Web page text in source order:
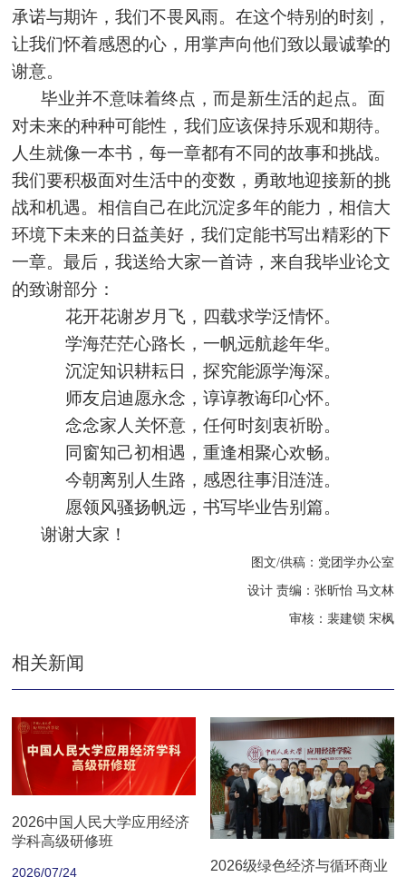
承诺与期许，我们不畏风雨。在这个特别的时刻，
让我们怀着感恩的心，用掌声向他们致以最诚挚的
谢意。
毕业并不意味着终点，而是新生活的起点。面
对未来的种种可能性，我们应该保持乐观和期待。
人生就像一本书，每一章都有不同的故事和挑战。
我们要积极面对生活中的变数，勇敢地迎接新的挑
战和机遇。相信自己在此沉淀多年的能力，相信大
环境下未来的日益美好，我们定能书写出精彩的下
一章。最后，我送给大家一首诗，来自我毕业论文
的致谢部分：
花开花谢岁月飞，四载求学泛情怀。
学海茫茫心路长，一帆远航趁年华。
沉淀知识耕耘日，探究能源学海深。
师友启迪愿永念 ，谆谆教诲印心怀。
念念家人关怀意，任何时刻衷祈盼。
同窗知己初相遇，重逢相聚心欢畅。
今朝离别人生路，感恩往事泪涟涟。
愿领风骚扬帆远，书写毕业告别篇。
谢谢大家！
图文/供稿：党团学办公室
设计 责编：张昕怡 马文林
审核：裴建锁 宋枫
相关新闻
2026中国人民大学应用经济
学科高级研修班
2026/07/24 2026级绿色经济与循环商业